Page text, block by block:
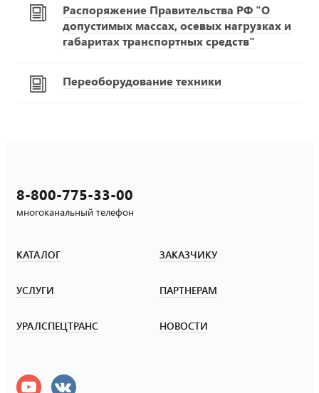
Распоряжение Правительства РФ "О
допустимых массах, осевых нагрузках и
габаритах транспортных средств"
Переоборудование техники
8-800-775-33-00
многоканальный телефон
КАТАЛОГ ЗАКАЗЧИКУ
УСЛУГИ ПАРТНЕРАМ
УРАЛСПЕЦТРАНС НОВОСТИ